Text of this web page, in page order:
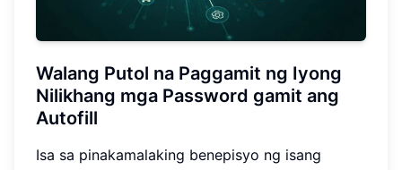
Walang Putol na Paggamit ng Iyong
Nilikhang mga Password gamit ang
Autofill
Isa sa pinakamalaking benepisyo ng isang